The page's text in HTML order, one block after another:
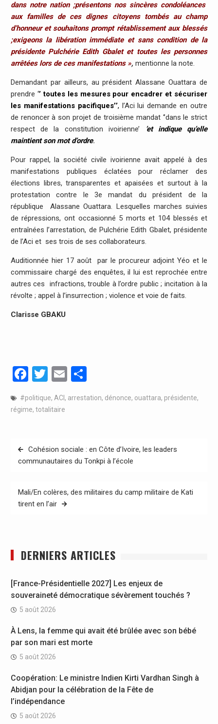
dans notre nation ;présentons nos sincères condoléances
aux familles de ces dignes citoyens tombés au champ
d’honneur et souhaitons prompt rétablissement aux blessés
;exigeons la libération immédiate et sans condition de la
présidente Pulchérie Edith Gbalet et toutes les personnes
arrêtées lors de ces manifestations », mentionne la note.
Demandant par ailleurs, au président Alassane Ouattara de
prendre ‘’ toutes les mesures pour encadrer et sécuriser
les manifestations pacifiques’’,l’Aci lui demande en outre
de renoncer à son projet de troisième mandat ‘’dans le strict
respect de la constitution ivoirienne’
et indique qu’elle
maintient son mot d’ordre.
Pour rappel, la société civile ivoirienne avait appelé à des
manifestations publiques éclatées pour réclamer des
élections libres, transparentes et apaisées et surtout à la
protestation contre le 3e mandat du président de la
république Alassane Ouattara. Lesquelles marches suivies
de répressions, ont occasionné 5 morts et 104 blessés et
entraînées l’arrestation, de Pulchérie Edith Gbalet, présidente
de l’Aci et ses trois de ses collaborateurs.
Auditionnée hier 17 août par le procureur adjoint Yéo et le
commissaire chargé des enquêtes, il lui est reprochée entre
autres ces infractions, trouble à l’ordre public ; incitation à la
révolte ; appel à l’insurrection ; violence et voie de faits.
Clarisse GBAKU
Facebook
Twitter
Email
#politique, ACI , arrestation, dénonce, ouattara, présidente,
régime, totalitaire
Navigation
de
Cohésion sociale : en Côte d’Ivoire, les leaders
communautaires du Tonkpi à l’école
Mali/En colères, des militaires du camp militaire de Kati
tirent en l’air
DERNIERS ARTICLES
[France-Présidentielle 2027] Les enjeux de
souveraineté démocratique sévèrement touchés ?
5 août 2026
À Lens, la femme qui avait été brûlée avec son bébé
par son mari est morte
5 août 2026
Coopération: Le ministre Indien Kirti Vardhan Singh à
Abidjan pour la célébration de la Fête de
l’indépendance
5 août 2026